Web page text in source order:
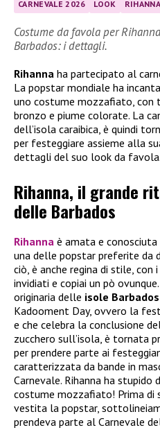
CARNEVALE 2026 LOOK RIHANNA
Costume da favola per
Barbados: i dettagli.
Rihanna ha partecipato al
La popstar mondiale ha
uno costume mozzafiato, con
bronzo e piume colorate. La
dell’isola caraibica, è quindi
per festeggiare assieme alla
dettagli del suo look da favola.
Rihanna, il grande
delle Barbados
Rihanna è amata e
una delle popstar preferite da
ciò, è anche regina di stile, con
invidiati e copiai un pò
originaria delle isole Barbados
Kadooment Day, ovvero la
e che celebra la conclusione
zucchero sull’isola, è tornata
per prendere parte ai
caratterizzata da bande in
Carnevale. Rihanna ha
costume mozzafiato! Prima di
vestita la popstar,
prendeva parte al Carnevale